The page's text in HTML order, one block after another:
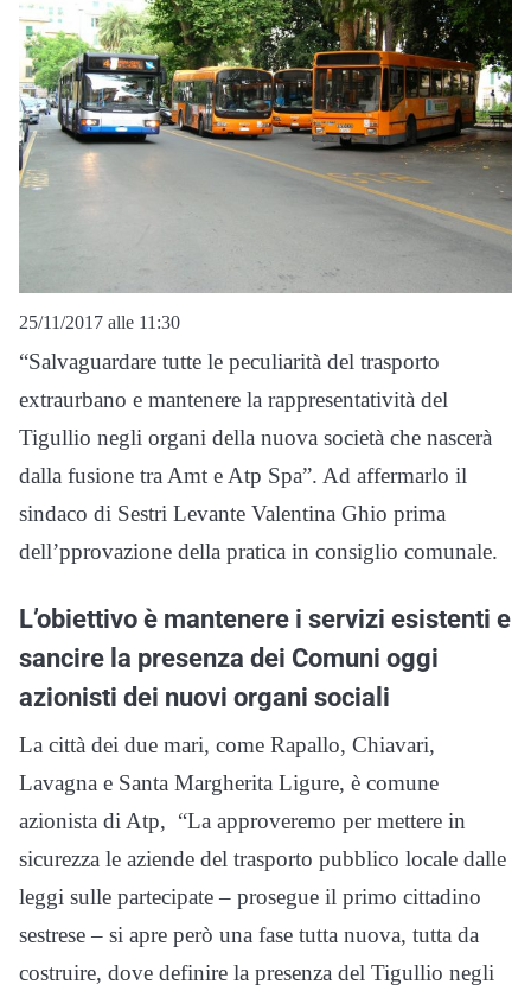
25/11/2017 alle 11:30
“Salvaguardare tutte le peculiarità del trasporto
extraurbano e mantenere la rappresentatività del
Tigullio negli organi della nuova società che nascerà
dalla fusione tra Amt e Atp Spa”. Ad affermarlo il
sindaco di Sestri Levante Valentina Ghio prima
dell’pprovazione della pratica in consiglio comunale.
L’obiettivo è mantenere i servizi esistenti e
sancire la presenza dei Comuni oggi
azionisti dei nuovi organi sociali
La città dei due mari, come Rapallo, Chiavari,
Lavagna e Santa Margherita Ligure, è comune
azionista di Atp, “La approveremo per mettere in
sicurezza le aziende del trasporto pubblico locale dalle
leggi sulle partecipate – prosegue il primo cittadino
sestrese – si apre però una fase tutta nuova, tutta da
costruire, dove definire la presenza del Tigullio negli